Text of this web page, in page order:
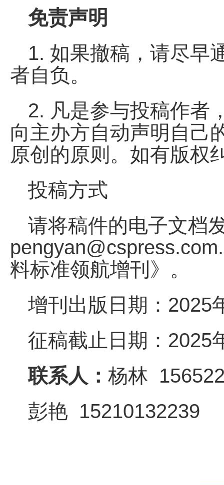
免责声明
1. 如果撤稿，请尽早
者自负。
2. 凡是参与投稿作者
向主办方自动声明自己
原创的原则。如有版权
投稿方式
请将稿件的电子文档
料标准领航增刊》。
增刊出版日期：2025
征稿截止日期：2025
联系人： 杨林
彭艳 15210132239